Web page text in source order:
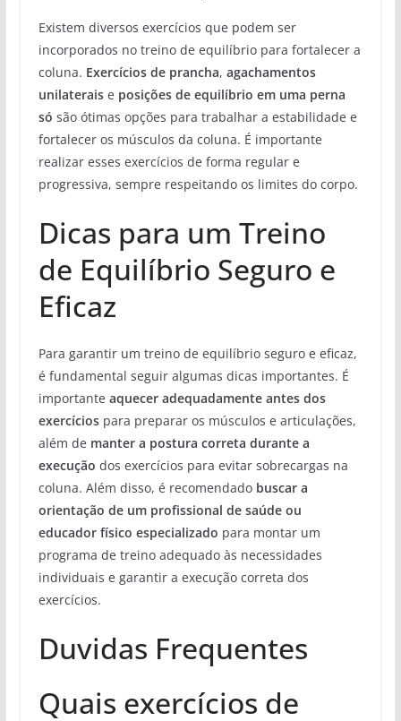
Existem diversos exercícios que podem ser
incorporados no treino de equilíbrio para fortalecer a
coluna. Exercícios de prancha, agachamentos
unilateraise posições de equilíbrio em uma perna
só são ótimas opções para trabalhar a estabilidade e
fortalecer os músculos da coluna. É importante
realizar esses exercícios de forma regular e
progressiva, sempre respeitando os limites do corpo.
Dicas para um Treino
de Equilíbrio Seguro e
Eficaz
Para garantir um treino de equilíbrio seguro e eficaz,
é fundamental seguir algumas dicas importantes. É
importante aquecer adequadamente antes dos
exercíciospara preparar os músculos e articulações,
além de manter a postura correta durante a
execução dos exercícios para evitar sobrecargas na
coluna. Além disso, é recomendado buscar a
orientação de um profissional de saúde ou
educador físico especializado para montar um
programa de treino adequado às necessidades
individuais e garantir a execução correta dos
exercícios.
Duvidas Frequentes
Quais exercícios de